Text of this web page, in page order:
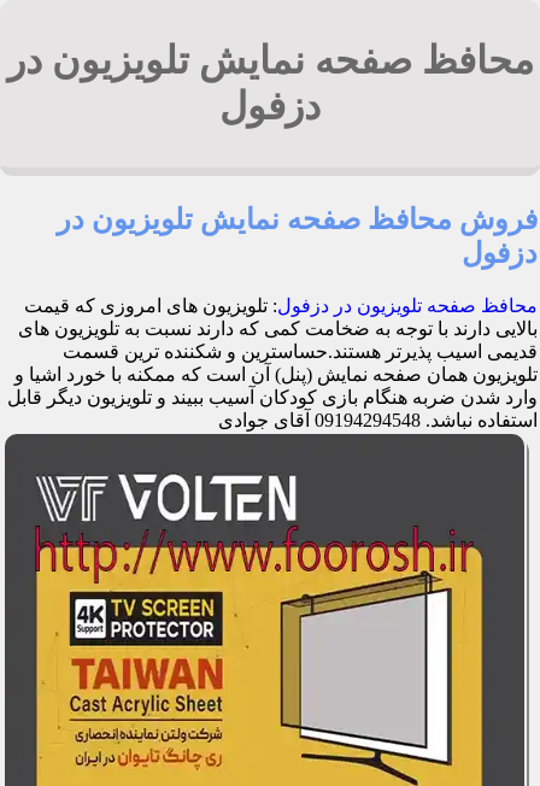
محافظ صفحه نمایش تلویزیون در
دزفول
فروش محافظ صفحه نمایش تلویزیون در
دزفول
محافظ صفحه تلویزیون در دزفول: تلویزیون های امروزی که قیمت
بالایی دارند با توجه به ضخامت کمی که دارند نسبت به تلویزیون های
قدیمی اسیب پذیرتر هستند.حساسترین و شکننده ترین قسمت
تلویزیون همان صفحه نمایش (پنل) آن است که ممکنه با خورد اشیا و
وارد شدن ضربه هنگام بازی کودکان آسیب ببیند و تلویزیون دیگر قابل
استفاده نباشد. 09194294548 آقای جوادی